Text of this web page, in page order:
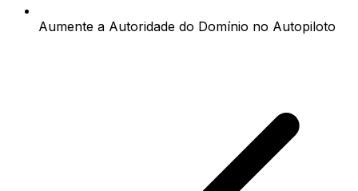
Aumente a Autoridade do Domínio no Autopiloto